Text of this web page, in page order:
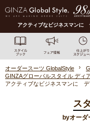
アクティブなビジネスマンに
オーダースーツ GlobalStyle
GINZAグローバルスタイル ディ
アクティブなビジネスマンに デ
ス
byオー